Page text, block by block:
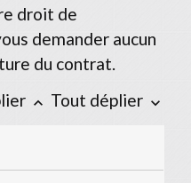
droit de
demander aucun
du contrat.
keyboard_arrow_up Tout déplier keyboard_arrow_down